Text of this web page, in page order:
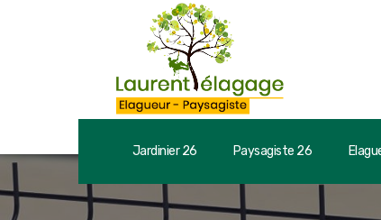
Jardinier 26 Paysagiste 26